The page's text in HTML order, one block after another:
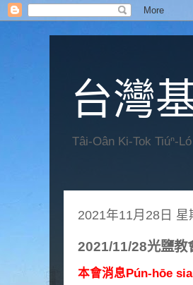
台灣
Tâi-Oân Ki-Tok Tiúⁿ-
2021年11月28日 星
2021/11/28光鹽教
本會消息Pún-hōe